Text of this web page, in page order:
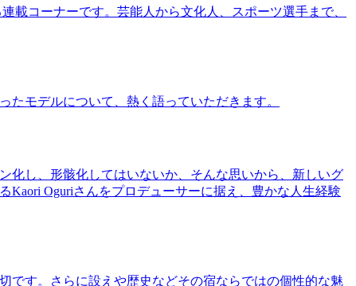
載コーナーです。芸能人から文化人、スポーツ選手まで、
モデルについて、熱く語っていただきます。
化し、形骸化してはいないか、そんな思いから、新しいグ
Oguriさんをプロデューサーに据え、豊かな人生経験
す。さらに設えや歴史などその宿ならではの個性的な魅